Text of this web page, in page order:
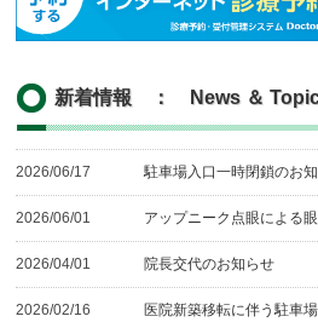
新着情報 ： News ＆
2026/06/17 駐車場入口一時閉鎖のお
2026/06/01 アップニーク点眼による
2026/04/01 院長交代のお知らせ
2026/02/16 医院新築移転に伴う駐車